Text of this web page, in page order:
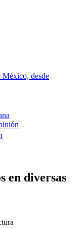
México, desde
en diversas